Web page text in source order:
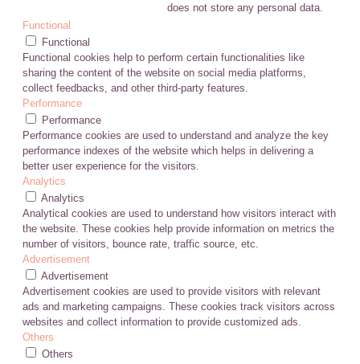
does not store any personal data.
Functional
Functional
Functional cookies help to perform certain functionalities like
sharing the content of the website on social media platforms,
collect feedbacks, and other third-party features.
Performance
Performance
Performance cookies are used to understand and analyze the key
performance indexes of the website which helps in delivering a
better user experience for the visitors.
Analytics
Analytics
Analytical cookies are used to understand how visitors interact with
the website. These cookies help provide information on metrics the
number of visitors, bounce rate, traffic source, etc.
Advertisement
Advertisement
Advertisement cookies are used to provide visitors with relevant
ads and marketing campaigns. These cookies track visitors across
websites and collect information to provide customized ads.
Others
Others